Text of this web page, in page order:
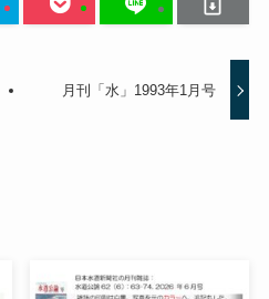
月刊「水」1993年1月号